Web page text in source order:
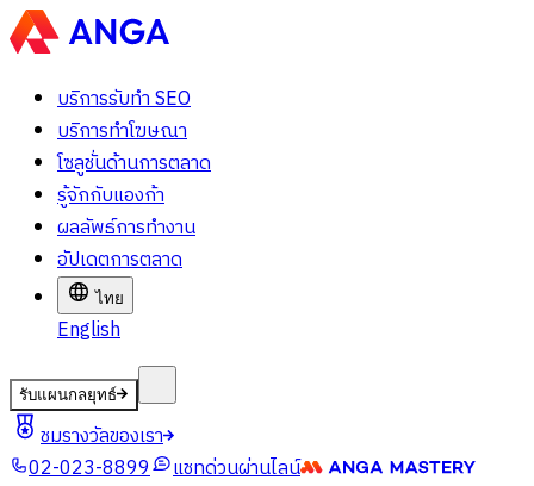
บริการรับทำ SEO
บริการทำโฆษณา
โซลูชั่นด้านการตลาด
รู้จักกับแองก้า
ผลลัพธ์การทำงาน
อัปเดตการตลาด
ไทย
English
รับแผนกลยุทธ์
ชมรางวัลของเรา
02-023-8899
แชทด่วนผ่านไลน์